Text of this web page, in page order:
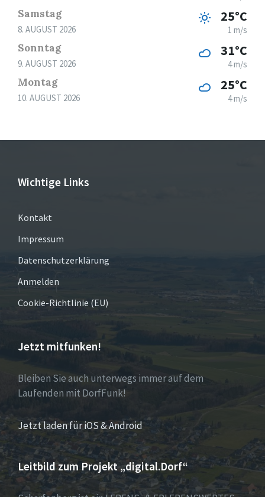
Samstag
8. AUGUST 2026
25°C
1 m/s
Sonntag
9. AUGUST 2026
31°C
4 m/s
Montag
10. AUGUST 2026
25°C
4 m/s
Wichtige Links
Kontakt
Impressum
Datenschutzerklärung
Anmelden
Cookie-Richtlinie (EU)
Jetzt mitfunken!
Bleiben Sie auch unterwegs immer auf dem
Laufenden mit DorfFunk!
Jetzt laden für iOS & Android
Leitbild zum Projekt „digital.Dorf“